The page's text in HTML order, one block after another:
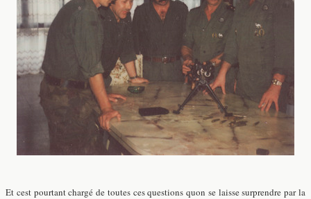
Et cest pourtant chargé de toutes ces questions quon se laisse surprendre par la